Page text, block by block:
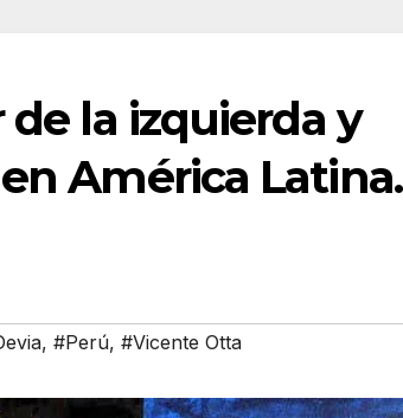
de la izquierda y
América Latina.
, #Perú, #Vicente Otta